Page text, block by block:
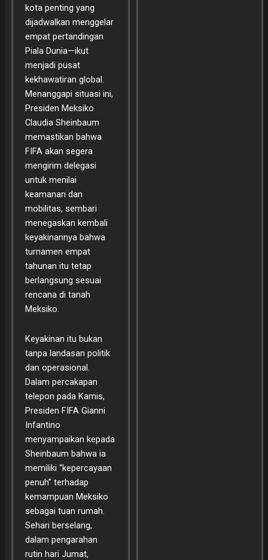
kota penting yang
dijadwalkan menggelar
empat pertandingan
Piala Dunia—ikut
menjadi pusat
kekhawatiran global.
Menanggapi situasi ini,
Presiden Meksiko
Claudia Sheinbaum
memastikan bahwa
FIFA akan segera
mengirim delegasi
untuk menilai
keamanan dan
mobilitas, sembari
menegaskan kembali
keyakinannya bahwa
turnamen empat
tahunan itu tetap
berlangsung sesuai
rencana di tanah
Meksiko.
Keyakinan itu bukan
tanpa landasan politik
dan operasional.
Dalam percakapan
telepon pada Kamis,
Presiden FIFA Gianni
Infantino
menyampaikan kepada
Sheinbaum bahwa ia
memiliki “kepercayaan
penuh” terhadap
kemampuan Meksiko
sebagai tuan rumah.
Sehari berselang,
dalam pengarahan
rutin hari Jumat,